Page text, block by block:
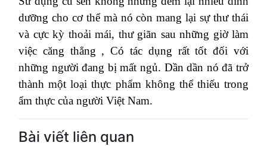
dưỡng cho cơ thể mà nó còn mang lại sự thư thái
và cực kỳ thoải mái, thư giãn sau những giờ làm
việc căng thẳng , Có tác dụng rất tốt đối với
những người đang bị mất ngủ. Dần dần nó đã trở
thành một loại thực phẩm không thể thiếu trong
ẩm thực của người Việt Nam.
Bài viết liên quan